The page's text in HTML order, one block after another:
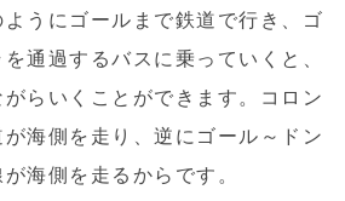
うにゴールまで鉄道で行き、ゴ
通過するバスに乗っていくと、
らいくことができます。コロン
海側を走り、逆にゴール～ドン
海側を走るからです。